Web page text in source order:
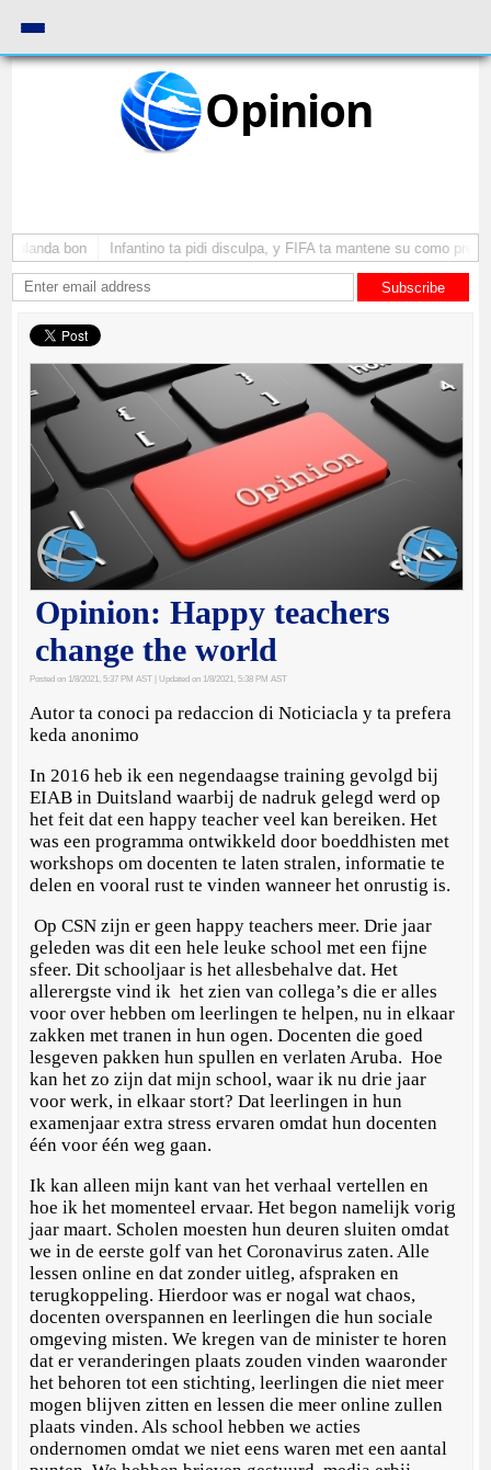
Opinion
bon Infantino ta pidi disculpa, y FIFA ta mantene su como
Subscribe
Opinion: Happy teachers
change the world
Posted on 1/8/2021, 5:37 PM AST | Updated on 1/8/2021, 5:38 PM AST
Autor ta conoci pa redaccion di Noticiacla y ta prefera
keda anonimo
In 2016 heb ik een negendaagse training gevolgd bij
EIAB in Duitsland waarbij de nadruk gelegd werd op
het feit dat een happy teacher veel kan bereiken. Het
was een programma ontwikkeld door boeddhisten met
workshops om docenten te laten stralen, informatie te
delen en vooral rust te vinden wanneer het onrustig is.
Op CSN zijn er geen happy teachers meer. Drie jaar
geleden was dit een hele leuke school met een fijne
sfeer. Dit schooljaar is het allesbehalve dat. Het
allerergste vind ik het zien van collega’s die er alles
voor over hebben om leerlingen te helpen, nu in elkaar
zakken met tranen in hun ogen. Docenten die goed
lesgeven pakken hun spullen en verlaten Aruba. Hoe
kan het zo zijn dat mijn school, waar ik nu drie jaar
voor werk, in elkaar stort? Dat leerlingen in hun
examenjaar extra stress ervaren omdat hun docenten
één voor één weg gaan.
Ik kan alleen mijn kant van het verhaal vertellen en
hoe ik het momenteel ervaar. Het begon namelijk vorig
jaar maart. Scholen moesten hun deuren sluiten omdat
we in de eerste golf van het Coronavirus zaten. Alle
lessen online en dat zonder uitleg, afspraken en
terugkoppeling. Hierdoor was er nogal wat chaos,
docenten overspannen en leerlingen die hun sociale
omgeving misten. We kregen van de minister te horen
dat er veranderingen plaats zouden vinden waaronder
het behoren tot een stichting, leerlingen die niet meer
mogen blijven zitten en lessen die meer online zullen
plaats vinden. Als school hebben we acties
ondernomen omdat we niet eens waren met een aantal